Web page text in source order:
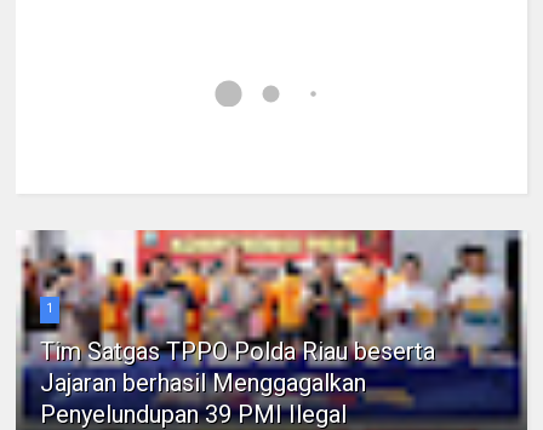
1
Tim Satgas TPPO Polda Riau beserta
Jajaran berhasil Menggagalkan
Penyelundupan 39 PMI Ilegal